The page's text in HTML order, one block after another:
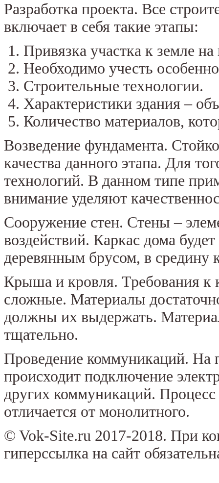
Разработка проекта. Все
включает в себя такие этапы:
Привязка участка к земле
Необходимо учесть
Строительные технологии.
Характеристики здания –
Количество материалов,
Возведение фундамента.
качества данного этапа. Для
технологий. В данном типе
внимание уделяют
Сооружение стен. Стены –
воздействий. Каркас дома
деревянным брусом, в средину
Крыша и кровля. Требования к
сложные. Материалы
должны их выдержать.
тщательно.
Проведение коммуникаций. На
происходит подключение
других коммуникаций.
отличается от монолитного.
© Vok-Site.ru 2017-2018. При
гиперссылка на сайт